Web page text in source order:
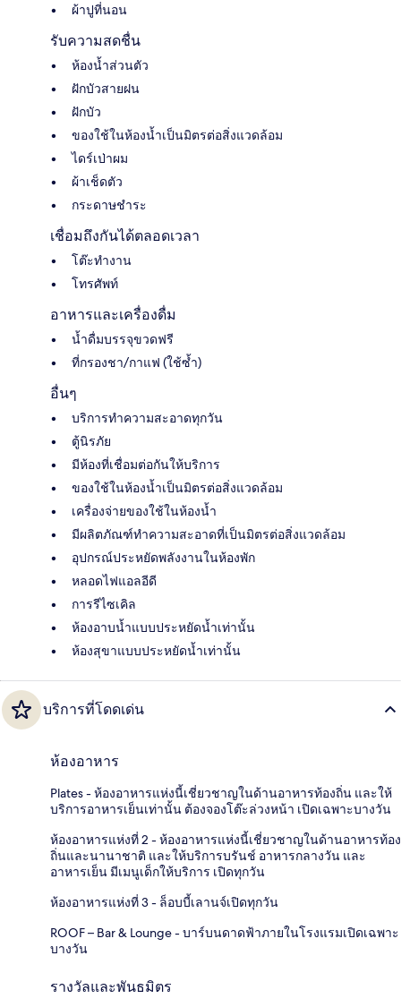
ผ้าปูที่นอน
รับความสดชื่น
ห้องน้ำส่วนตัว
ฝักบัวสายฝน
ฝักบัว
ของใช้ในห้องน้ำเป็นมิตรต่อสิ่งแวดล้อม
ไดร์เป่าผม
ผ้าเช็ดตัว
กระดาษชำระ
เชื่อมถึงกันได้ตลอดเวลา
โต๊ะทำงาน
โทรศัพท์
อาหารและเครื่องดื่ม
น้ำดื่มบรรจุขวดฟรี
ที่กรองชา/กาแฟ (ใช้ซ้ำ)
อื่นๆ
บริการทำความสะอาดทุกวัน
ตู้นิรภัย
มีห้องที่เชื่อมต่อกันให้บริการ
ของใช้ในห้องน้ำเป็นมิตรต่อสิ่งแวดล้อม
เครื่องจ่ายของใช้ในห้องน้ำ
มีผลิตภัณฑ์ทำความสะอาดที่เป็นมิตรต่อสิ่งแวดล้อม
อุปกรณ์ประหยัดพลังงานในห้องพัก
หลอดไฟแอลอีดี
การรีไซเคิล
ห้องอาบน้ำแบบประหยัดน้ำเท่านั้น
ห้องสุขาแบบประหยัดน้ำเท่านั้น
บริการที่โดดเด่น
ห้องอาหาร
Plates - ห้องอาหารแห่งนี้เชี่ยวชาญในด้านอาหารท้องถิ่น และให้
บริการอาหารเย็นเท่านั้น ต้องจองโต๊ะล่วงหน้า เปิดเฉพาะบางวัน
ห้องอาหารแห่งที่ 2 - ห้องอาหารแห่งนี้เชี่ยวชาญในด้านอาหารท้อง
ถิ่นและนานาชาติ และให้บริการบรันช์ อาหารกลางวัน และ
อาหารเย็น มีเมนูเด็กให้บริการ เปิดทุกวัน
ห้องอาหารแห่งที่ 3 - ล็อบบี้เลานจ์เปิดทุกวัน
ROOF – Bar & Lounge - บาร์บนดาดฟ้าภายในโรงแรมเปิดเฉพาะ
บางวัน
รางวัลและพันธมิตร